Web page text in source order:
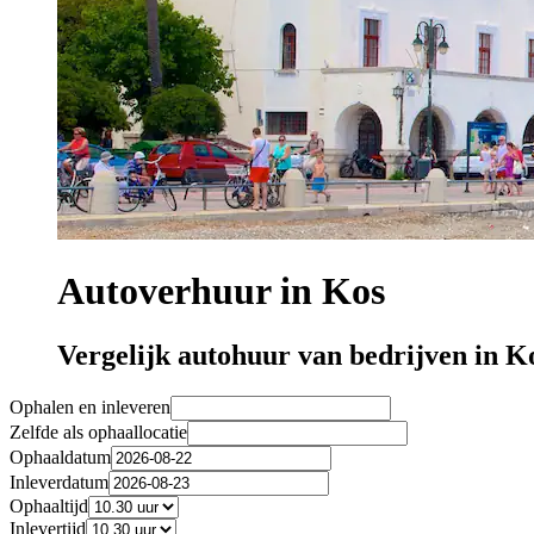
Autoverhuur in Kos
Vergelijk autohuur van bedrijven in
Ophalen en inleveren
Zelfde als ophaallocatie
Ophaaldatum
Inleverdatum
Ophaaltijd
Inlevertijd